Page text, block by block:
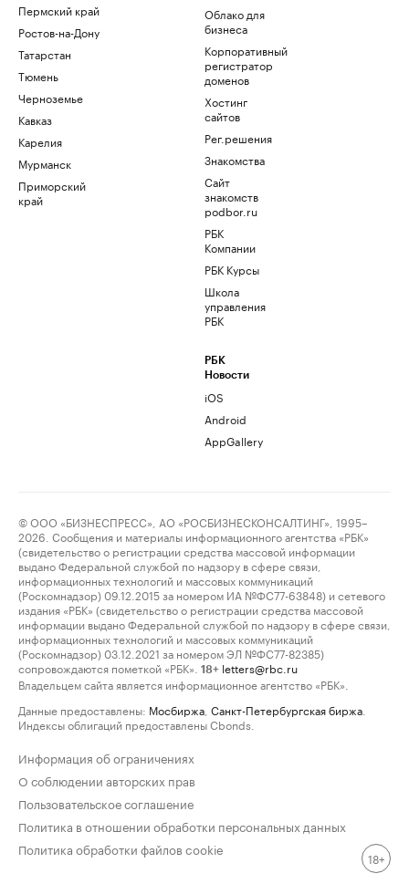
Пермский край
Ростов-на-Дону
Татарстан
Тюмень
Черноземье
Кавказ
Карелия
Мурманск
Приморский
край
Облако для
бизнеса
Корпоративный
регистратор
доменов
Хостинг
сайтов
Рег.решения
Знакомства
Сайт
знакомств
podbor.ru
РБК
Компании
РБК Курсы
Школа
управления
РБК
РБК
Новости
iOS
Android
AppGallery
© ООО «БИЗНЕСПРЕСС», АО «РОСБИЗНЕСКОНСАЛТИНГ», 1995–
2026. Сообщения и материалы информационного агентства «РБК»
(свидетельство о регистрации средства массовой информации
выдано Федеральной службой по надзору в сфере связи,
информационных технологий и массовых коммуникаций
(Роскомнадзор) 09.12.2015 за номером ИА №ФС77-63848) и сетевого
издания «РБК» (свидетельство о регистрации средства массовой
информации выдано Федеральной службой по надзору в сфере связи,
информационных технологий и массовых коммуникаций
(Роскомнадзор) 03.12.2021 за номером ЭЛ №ФС77-82385)
сопровождаются пометкой «РБК».
18+ letters@rbc.ru
Владельцем сайта является информационное агентство «РБК».
Данные предоставлены: Мосбиржа Санкт-Петербургская биржа
Индексы облигаций предоставлены Cbonds.
Информация об ограничениях
О соблюдении авторских прав
Пользовательское соглашение
Политика в отношении обработки персональных данных
Политика обработки файлов cookie
18+